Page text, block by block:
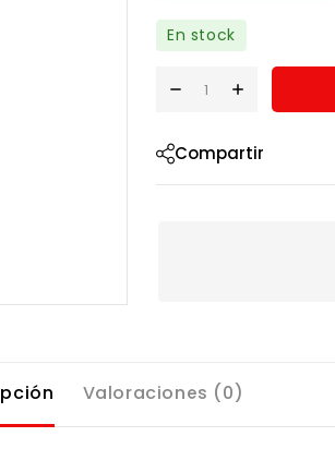
En stock
Compartir
Valoraciones (0)